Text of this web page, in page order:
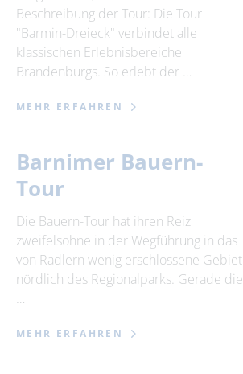
Beschreibung der Tour: Die Tour
"Barmin-Dreieck" verbindet alle
klassischen Erlebnisbereiche
Brandenburgs. So erlebt der …
MEHR ERFAHREN
Barnimer Bauern-
Tour
Die Bauern-Tour hat ihren Reiz
zweifelsohne in der Wegführung in das
von Radlern wenig erschlossene Gebiet
nördlich des Regionalparks. Gerade die
…
MEHR ERFAHREN